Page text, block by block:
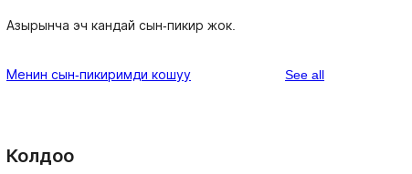
Азырынча эч кандай сын-пикир жок.
Менин сын-пикиримди кошуу See allreviews
Колдоо